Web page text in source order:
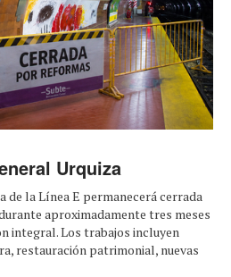
Urquiza
de la Línea E permanecerá cerrada
aproximadamente tres meses
integral. Los trabajos incluyen
restauración patrimonial, nuevas